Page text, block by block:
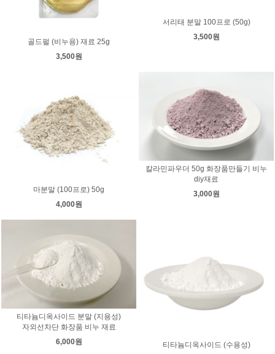
골드펄 (비누용) 재료 25g
3,500원
서리태 분말 100프로 (50g)
3,500원
마분말 (100프로) 50g
4,000원
칼라민파우더 50g 화장품만들기 비누
diy재료
3,000원
티타늄디옥사이드 분말 (지용성)
자외선차단 화장품 비누 재료
6,000원
티타늄디옥사이드 (수용성)